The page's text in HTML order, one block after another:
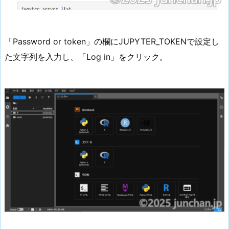
「Password or token」の欄にJUPYTER_TOKENで設定し
た文字列を入力し、「Log in」をクリック。